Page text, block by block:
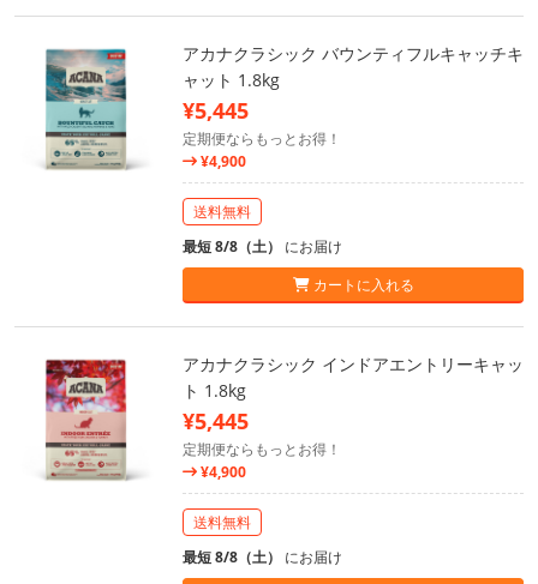
アカナクラシック バウンティフルキャッチキ
ャット 1.8kg
¥5,445
定期便ならもっとお得！
¥4,900
送料無料
最短 8/8（土） にお届け
カートに入れる
アカナクラシック インドアエントリーキャッ
ト 1.8kg
¥5,445
定期便ならもっとお得！
¥4,900
送料無料
最短 8/8（土） にお届け